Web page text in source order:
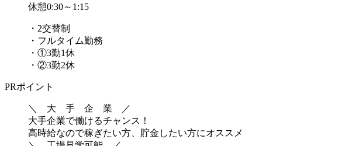
休憩0:30～1:15
・2交替制
・フルタイム勤務
・①3勤1休
・②3勤2休
PRポイント
＼ 大 手 企 業 ／
大手企業で働けるチャンス！
高時給なので稼ぎたい方、貯金したい方にオススメ